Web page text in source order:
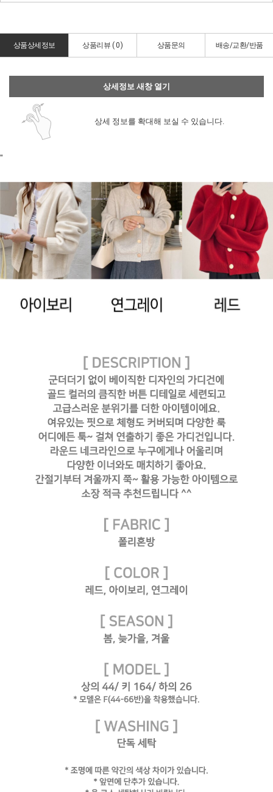
상품상세정보 상품리뷰 (0) 상품문의 배송/교환/반품
상세정보 새창 열기
상세 정보를 확대해 보실 수 있습니다.
"